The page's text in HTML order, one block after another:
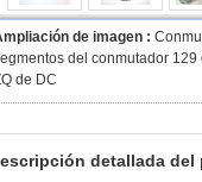
de imagen :
del conmutador
de DC
detallada del